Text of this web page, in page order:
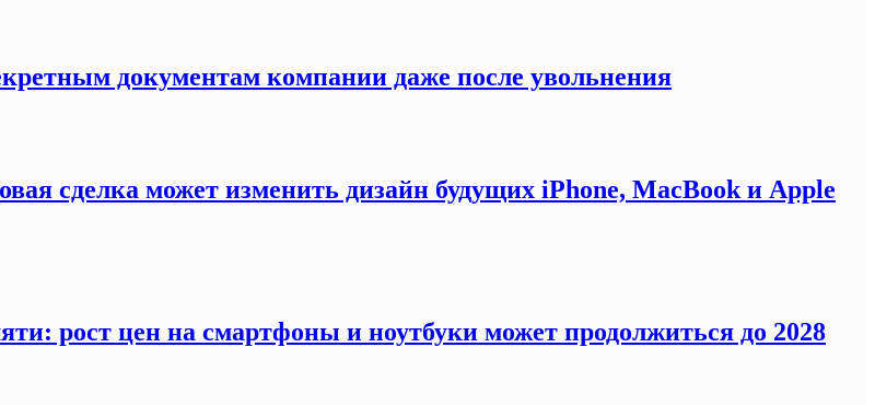
документам компании даже после увольнения
сделка может изменить дизайн будущих iPhone, MacBook и Apple
рост цен на смартфоны и ноутбуки может продолжиться до 2028